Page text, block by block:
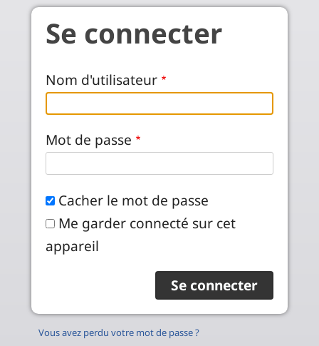
Aller au contenu principal
Se connecter
Nom d'utilisateur
Mot de passe
Cacher le mot de passe
Me garder connecté sur cet
appareil
Vous avez perdu votre mot de passe ?